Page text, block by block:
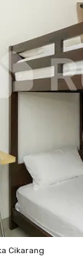
Cikarang